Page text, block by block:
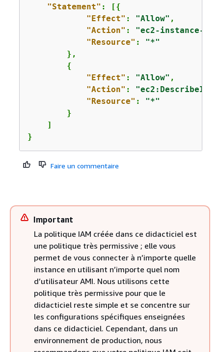
"Statement" : [{
"Effect" : "Allow" ,
"Action" : "ec2-instance-
"Resource" : "*"
        },
{
"Effect" : "Allow" ,
"Action" :
"Resource" : "*"
        }
    ]
}
Faire un commentaire
Important
La politique IAM créée dans ce didacticiel est
une politique très permissive ; elle vous
permet de vous connecter à n’importe quelle
instance en utilisant n’importe quel nom
d’utilisateur AMI. Nous utilisons cette
politique très permissive pour que le
didacticiel reste simple et se concentre sur
les configurations spécifiques enseignées
dans ce didacticiel. Cependant, dans un
environnement de production, nous